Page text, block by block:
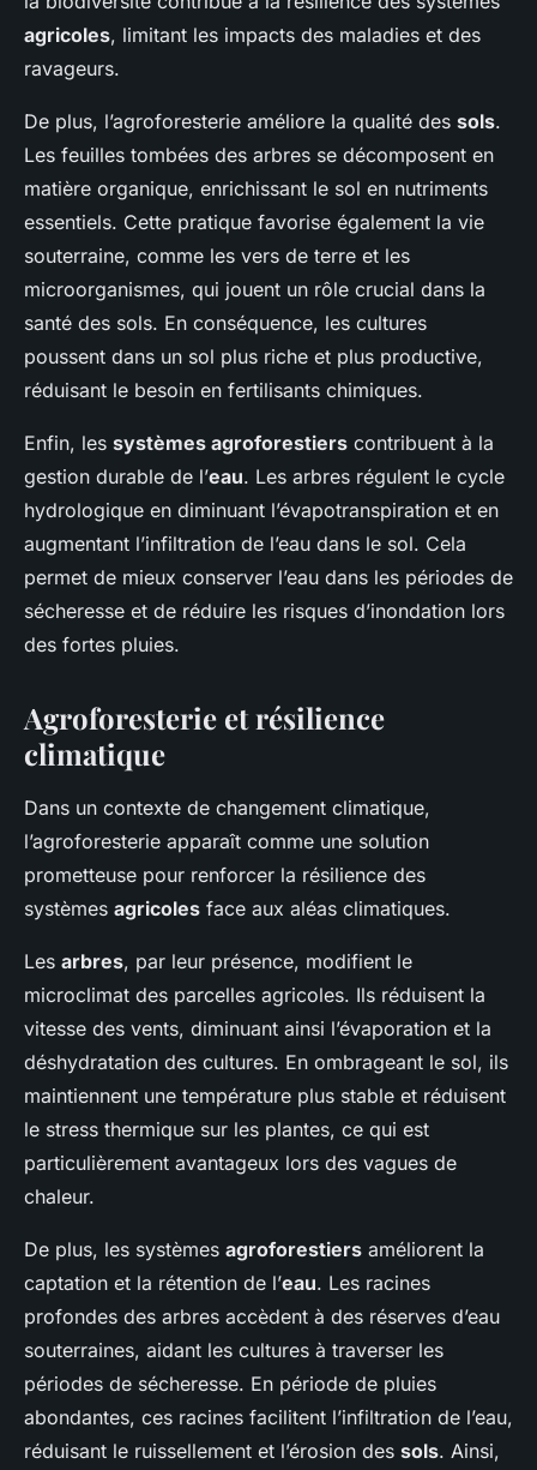
agricoles, limitant les impacts des maladies et des
ravageurs.
De plus, l’agroforesterie améliore la qualité des sols.
Les feuilles tombées des arbres se décomposent en
matière organique, enrichissant le sol en nutriments
essentiels. Cette pratique favorise également la vie
souterraine, comme les vers de terre et les
microorganismes, qui jouent un rôle crucial dans la
santé des sols. En conséquence, les cultures
poussent dans un sol plus riche et plus productive,
réduisant le besoin en fertilisants chimiques.
Enfin, les systèmes agroforestiers contribuent à la
gestion durable de l’eau. Les arbres régulent le cycle
hydrologique en diminuant l’évapotranspiration et en
augmentant l’infiltration de l’eau dans le sol. Cela
permet de mieux conserver l’eau dans les périodes de
sécheresse et de réduire les risques d’inondation lors
des fortes pluies.
Agroforesterie et résilience
climatique
Dans un contexte de changement climatique,
l’agroforesterie apparaît comme une solution
prometteuse pour renforcer la résilience des
systèmes agricoles face aux aléas climatiques.
Les arbres, par leur présence, modifient le
microclimat des parcelles agricoles. Ils réduisent la
vitesse des vents, diminuant ainsi l’évaporation et la
déshydratation des cultures. En ombrageant le sol, ils
maintiennent une température plus stable et réduisent
le stress thermique sur les plantes, ce qui est
particulièrement avantageux lors des vagues de
chaleur.
De plus, les systèmes agroforestiers améliorent la
captation et la rétention de l’eau. Les racines
profondes des arbres accèdent à des réserves d’eau
souterraines, aidant les cultures à traverser les
périodes de sécheresse. En période de pluies
abondantes, ces racines facilitent l’infiltration de l’eau,
réduisant le ruissellement et l’érosion des sols. Ainsi,